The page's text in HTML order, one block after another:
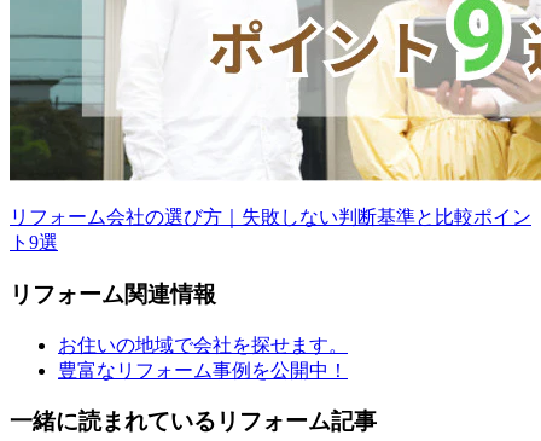
リフォーム会社の選び方｜失敗しない判断基準と比較ポイン
ト9選
リフォーム関連情報
お住いの地域で会社を探せます。
豊富なリフォーム事例を公開中！
一緒に読まれている リフォーム記事